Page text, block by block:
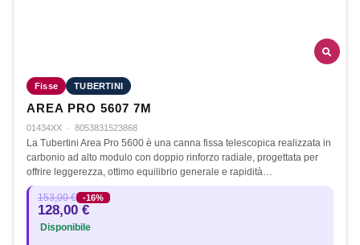
Fisse TUBERTINI
AREA PRO 5607 7M
01434XX · 8053831523868
La Tubertini Area Pro 5600 è una canna fissa telescopica realizzata in
carbonio ad alto modulo con doppio rinforzo radiale, progettata per
offrire leggerezza, ottimo equilibrio generale e rapidità…
153,00 € -16%
128,00 €
Disponibile